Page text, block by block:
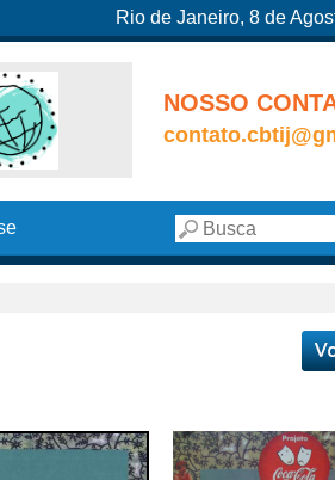
Rio de Janeiro, 8 de
NOSSO